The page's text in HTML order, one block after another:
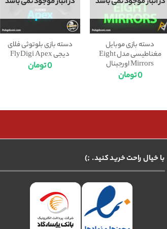
دسته بازی موبایل
مغناطیسی مدل Eight
Mirrors اورجینال
0تومان
دسته بازی بلوتوثی فلای
دیجی FlyDigi Apex
0تومان
با خیال راحت خرید کنید. ;)